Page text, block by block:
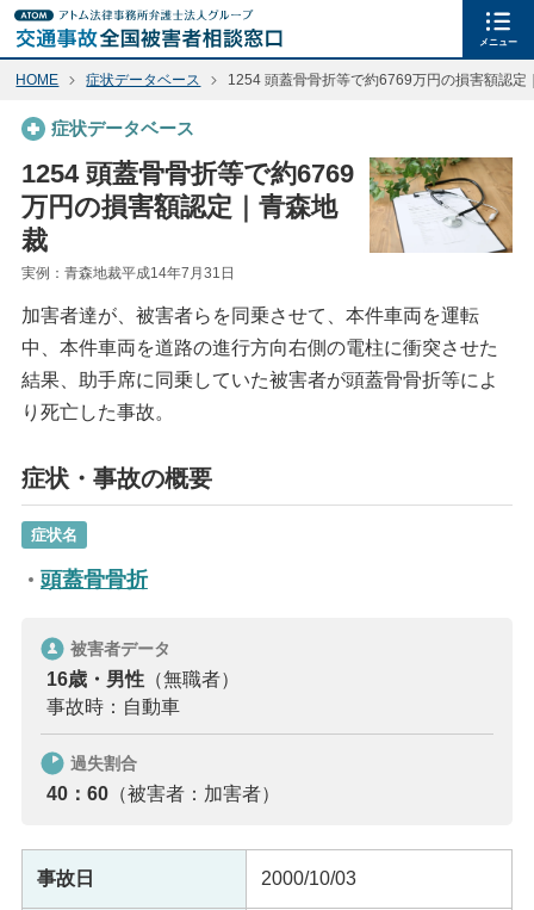
メニュー
HOME 症状データベース 1254 頭蓋骨骨折等で約6769万円の損害額認定
症状データベース
1254 頭蓋骨骨折等で約6769
万円の損害額認定｜青森地
裁
実例：青森地裁平成14年7月31日
加害者達が、被害者らを同乗させて、本件車両を運転
中、本件車両を道路の進行方向右側の電柱に衝突させた
結果、助手席に同乗していた被害者が頭蓋骨骨折等によ
り死亡した事故。
症状・事故の概要
症状名
頭蓋骨骨折
被害者データ
16歳・男性 （無職者）
事故時：自動車
過失割合
40：60 （被害者：加害者）
事故日 2000/10/03